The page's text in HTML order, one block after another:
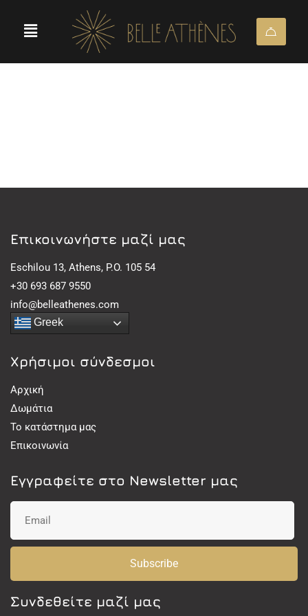
Eπικοινωνήστε μαζί μας
Eschilou 13, Athens, P.O. 105 54
+30 693 687 9550
info@belleathenes.com
Greek
Χρήσιμοι σύνδεσμοι
Αρχική
Δωμάτια
Το κατάστημα μας
Επικοινωνία
Εγγραφείτε στο Newsletter μας
Subscribe
Συνδεθείτε μαζί μας